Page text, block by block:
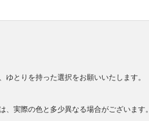
ゆとりを持った選択をお願いいたします。
、実際の色と多少異なる場合がございます。